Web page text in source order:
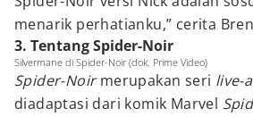
menarik perhatianku,” cerita
3. Tentang Spider-Noir
Silvermane di Spider-Noir (dok. Prime Video)
Spider-Noirmerupakan seri live-
diadaptasi dari komik Marvel